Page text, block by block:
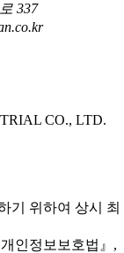
337
CO., LTD.
기 위하여 상시 최
인정보보호법』,